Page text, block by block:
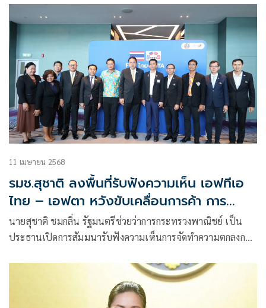
11 เมษายน 2568
รมช.สุชาติ ลงพื้นที่รับฟังความเห็น เอฟทีเอ
ไทย – เอฟตา หวังขับเคลื่อนการค้า การ
ลงทุน ตลาดโลก
นายสุชาติ ชมกลิ่น รัฐมนตรีช่วยว่าการกระทรวงพาณิชย์ เป็น
ประธานเปิดการสัมมนารับฟังความเห็นการจัดทำความตกลงการ
ความเห็นต่อผลการเจรจาเอฟทีเอ ไทย –